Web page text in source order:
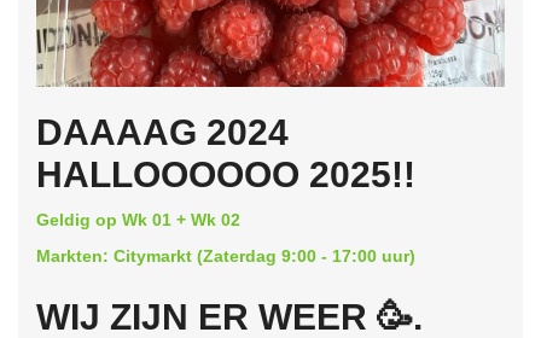
DAAAAG 2024
HALLOOOOOO 2025!!
Geldig op Wk 01 + Wk 02
Markten: Citymarkt (Zaterdag 9:00 - 17:00 uur)
WIJ ZIJN ER WEER 🥳.